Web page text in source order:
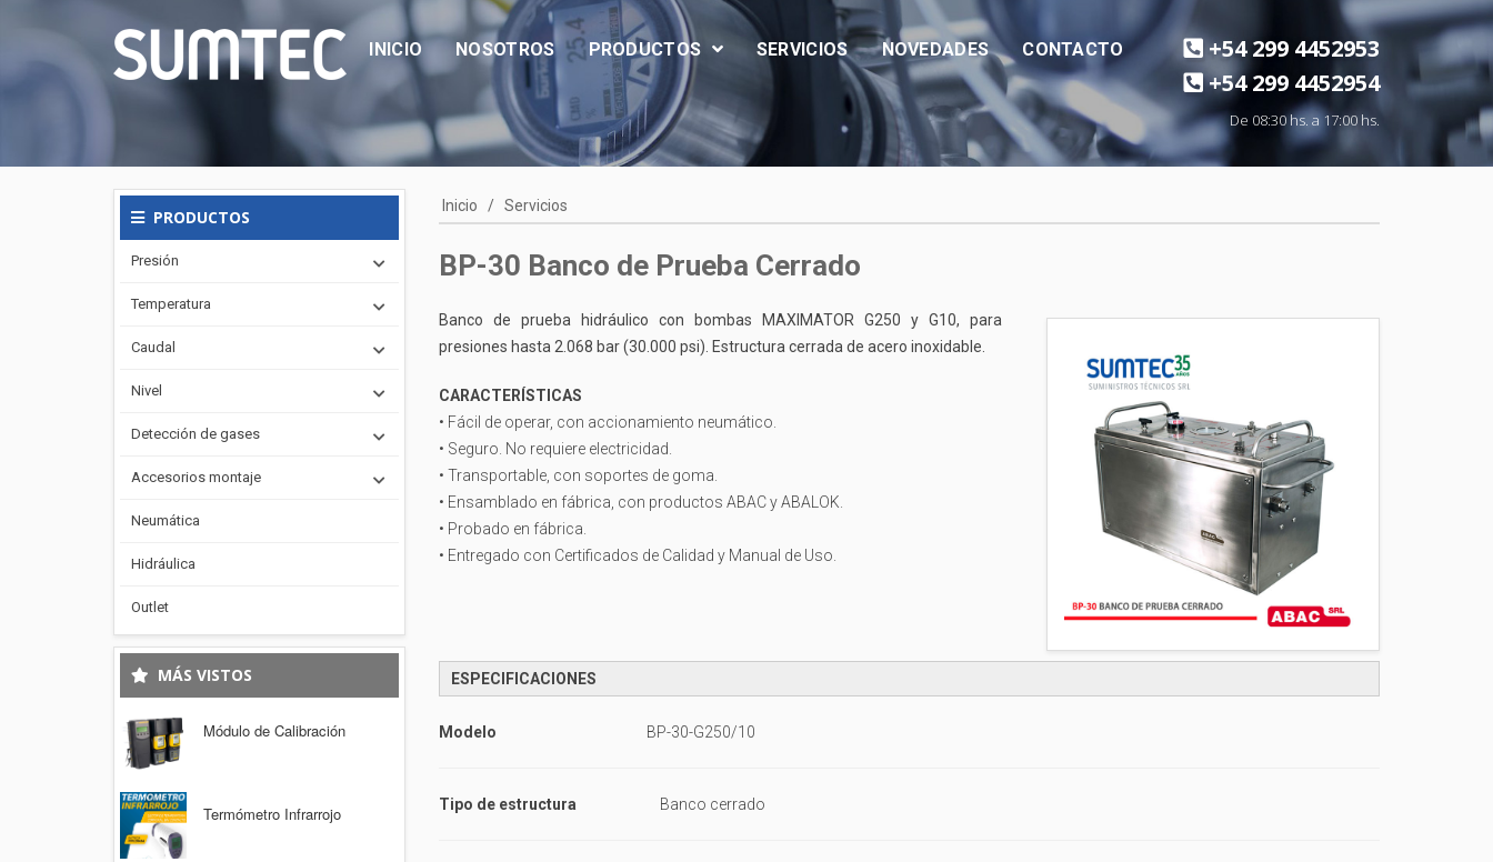
INICIO NOSOTROS PRODUCTOS SERVICIOS NOVEDADES CONTACTO
+54 299 4452953
+54 299 4452954
De 08:30 hs. a 17:00 hs.
PRODUCTOS
Presión
Temperatura
Caudal
Nivel
Detección de gases
Accesorios montaje
Neumática
Hidráulica
Outlet
MÁS VISTOS
Módulo de Calibración
Termómetro Infrarrojo
Inicio / Servicios
BP-30 Banco de Prueba Cerrado
Banco de prueba hidráulico con bombas MAXIMATOR G250 y G10, para
presiones hasta 2.068 bar (30.000 psi). Estructura cerrada de acero inoxidable.
CARACTERÍSTICAS
• Fácil de operar, con accionamiento neumático.
• Seguro. No requiere electricidad.
• Transportable, con soportes de goma.
• Ensamblado en fábrica, con productos ABAC y ABALOK.
• Probado en fábrica.
• Entregado con Certificados de Calidad y Manual de Uso.
ESPECIFICACIONES
Modelo BP-30-G250/10
Tipo de estructura Banco cerrado